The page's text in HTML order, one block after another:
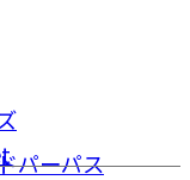
パーパス